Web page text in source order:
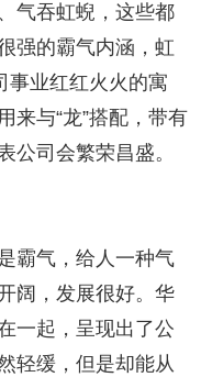
气吞虹蜺，这些都
强的霸气内涵，虹
事业红红火火的寓
来与“龙”搭配，带有
公司会繁荣昌盛。
霸气，给人一种气
阔，发展很好。华
一起，呈现出了公
轻缓，但是却能从